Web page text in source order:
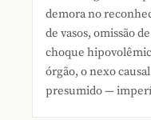
demora no
de vasos, omissão
choque
órgão, o nexo
presumido —